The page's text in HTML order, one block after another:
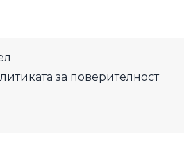
за поверителност